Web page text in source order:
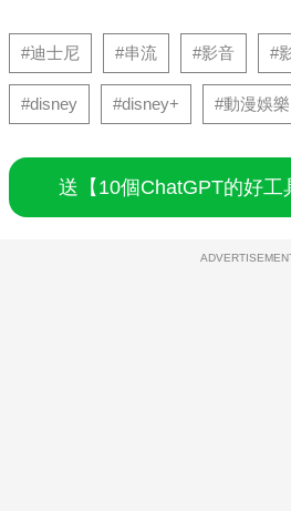
#迪士尼 #串流 #影音 #
#disney #disney+ #動漫娛樂
送【10個ChatGPT的好工